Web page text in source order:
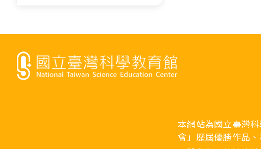
本網站為國立臺灣
會」歷屆優勝作品